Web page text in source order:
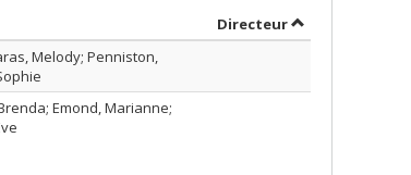
Directeurpar
Melody; Penniston,
Emond, Marianne;